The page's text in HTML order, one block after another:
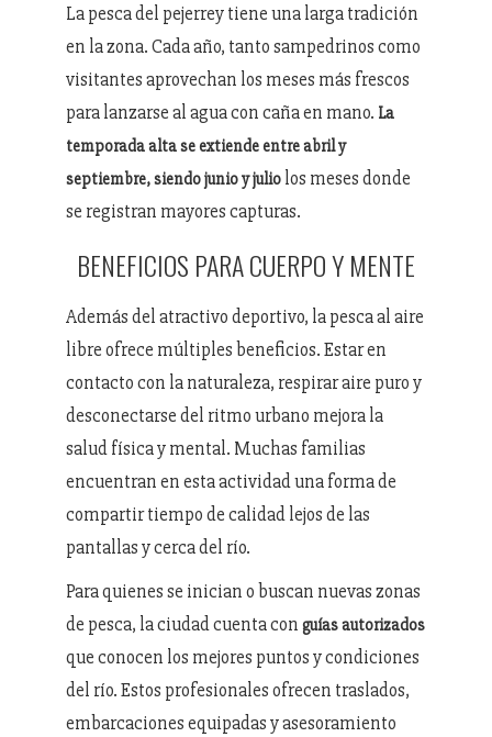
La pesca del pejerrey tiene una larga tradición
en la zona. Cada año, tanto sampedrinos como
visitantes aprovechan los meses más frescos
para lanzarse al agua con caña en mano. La
temporada alta se extiende entre abril y
septiembre, siendo junio y julio los meses donde
se registran mayores capturas.
BENEFICIOS PARA CUERPO Y MENTE
Además del atractivo deportivo, la pesca al aire
libre ofrece múltiples beneficios. Estar en
contacto con la naturaleza, respirar aire puro y
desconectarse del ritmo urbano mejora la
salud física y mental. Muchas familias
encuentran en esta actividad una forma de
compartir tiempo de calidad lejos de las
pantallas y cerca del río.
Para quienes se inician o buscan nuevas zonas
de pesca, la ciudad cuenta con guías autorizados
que conocen los mejores puntos y condiciones
del río. Estos profesionales ofrecen traslados,
embarcaciones equipadas y asesoramiento